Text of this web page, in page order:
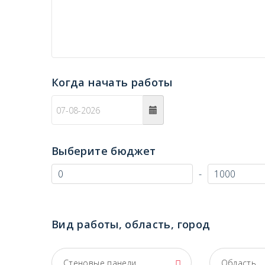
Когда начать работы
Выберите бюджет
-
Вид работы, область, город